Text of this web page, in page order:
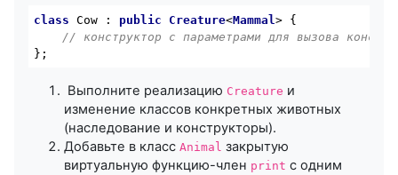
class Cow : public Creature<Mammal> {
// конструктор с параметрами для вызова
};
Выполните реализацию Creature и
изменение классов конкретных животных
(наследование и конструкторы).
Добавьте в класс Animal закрытую
виртуальную функцию-член print с одним